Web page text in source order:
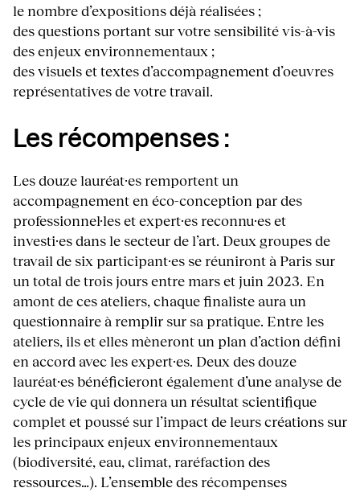
le nombre d’expositions déjà réalisées ;
des questions portant sur votre sensibilité vis-à-vis
des enjeux environnementaux ;
des visuels et textes d’accompagnement d’oeuvres
représentatives de votre travail.
Les récompenses :
Les douze lauréat·es remportent un
accompagnement en éco-conception par des
professionnel·les et expert·es reconnu·es et
investi·es dans le secteur de l’art. Deux groupes de
travail de six participant·es se réuniront à Paris sur
un total de trois jours entre mars et juin 2023. En
amont de ces ateliers, chaque finaliste aura un
questionnaire à remplir sur sa pratique. Entre les
ateliers, ils et elles mèneront un plan d’action défini
en accord avec les expert·es. Deux des douze
lauréat·es bénéficieront également d’une analyse de
cycle de vie qui donnera un résultat scientifique
complet et poussé sur l’impact de leurs créations sur
les principaux enjeux environnementaux
(biodiversité, eau, climat, raréfaction des
ressources…). L’ensemble des récompenses